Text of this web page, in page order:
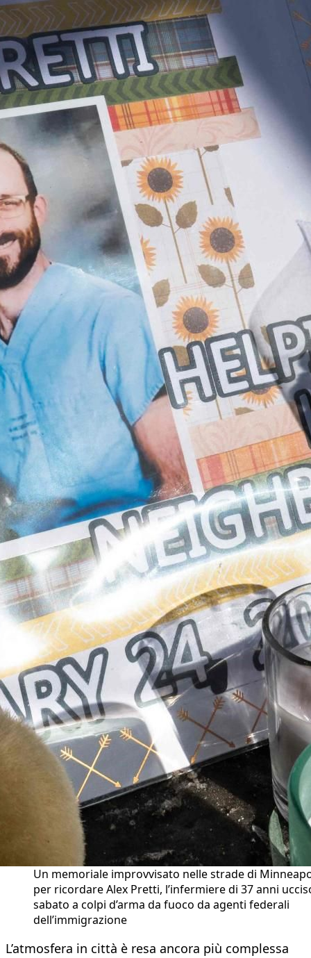
Un memoriale improvvisato nelle strade di
per ricordare Alex Pretti, l’infermiere di 37 anni
sabato a colpi d’arma da fuoco da agenti federali
dell’immigrazione
L’atmosfera in città è resa ancora più complessa